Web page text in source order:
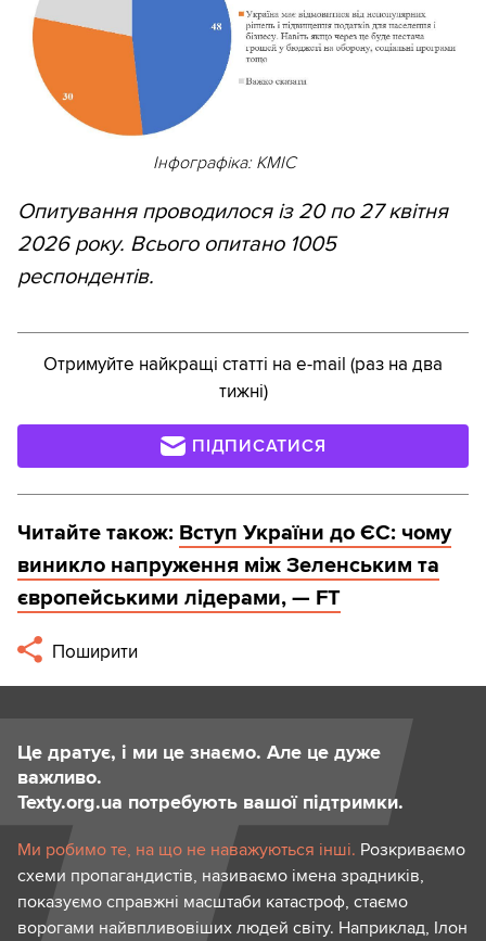
Інфографіка: КМІС
Опитування проводилося із 20 по 27 квітня
2026 року. Всього опитано 1005
респондентів.
Отримуйте найкращі статті на e-mail (раз на два
тижні)
ПІДПИСАТИСЯ
Читайте також: Вступ України до ЄС: чому
виникло напруження між Зеленським та
європейськими лідерами, — FT
Поширити
Це дратує, і ми це знаємо. Але це дуже
важливо.
Texty.org.ua потребують вашої підтримки.
Ми робимо те, на що не наважуються інші. Розкриваємо
схеми пропагандистів, називаємо імена зрадників,
показуємо справжні масштаби катастроф, стаємо
ворогами найвпливовіших людей світу. Наприклад, Ілон